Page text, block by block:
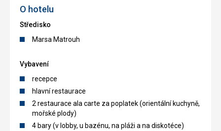
O hotelu
Středisko
Marsa Matrouh
Vybavení
recepce
hlavní restaurace
2 restaurace ala carte za poplatek (orientální kuchyně,
mořské plody)
4 bary (v lobby, u bazénu, na pláži a na diskotéce)